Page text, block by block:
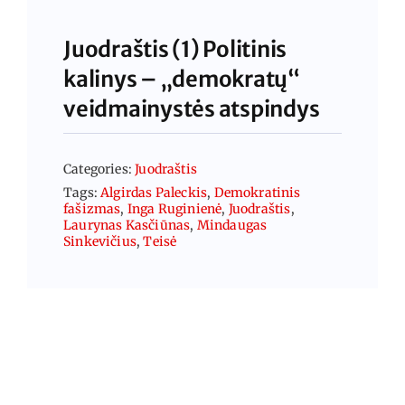
Juodraštis (1) Politinis
kalinys – „demokratų“
veidmainystės atspindys
Categories:Juodraštis
Tags:Algirdas Paleckis, Demokratinis
fašizmas, Inga Ruginienė, Juodraštis,
Laurynas Kasčiūnas, Mindaugas
Sinkevičius,Teisė